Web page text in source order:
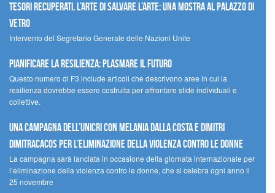
Tesori recuperati, l’arte di salvare l’arte: una mostra al Palazzo di
Vetro
Intervento del Segretario Generale delle Nazioni Unite
Pianificare la resilienza: plasmare il futuro
Questo numero di F3 include articoli che descrivono aree in cui la
resilienza dovrebbe essere costruita per affrontare sfide individuali e
collettive.
Una campagna dell’UNICRI con Melania Dalla Costa e Dimitri
Dimitracacos per l’eliminazione della violenza contro le donne
La campagna sarà lanciata in occasione della giornata internazionale per
l’eliminazione della violenza contro le donne, che si celebra ogni anno il
25 novembre